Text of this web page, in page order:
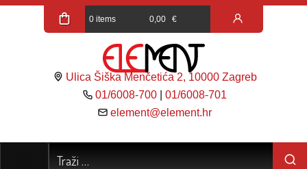
0 items 0,00 €
Ulica Šiška Menčetića 2, 10000 Zagreb
01/6008-700 |01/6008-701
element@element.hr